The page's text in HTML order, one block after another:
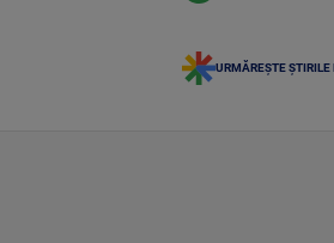
URMĂREȘTE ȘTIRILE